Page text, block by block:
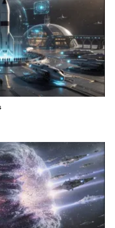
herve-gaia
herve.gaia.999/
@hervegaia